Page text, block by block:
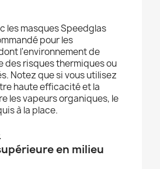
les masques Speedglas
pour les
l'environnement de
des risques thermiques ou
Notez que si vous utilisez
haute efficacité et la
les vapeurs organiques, le
à la place.
en milieu